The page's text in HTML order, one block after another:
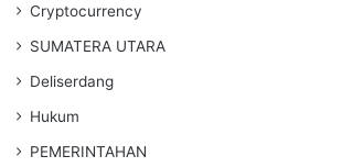
Cryptocurrency
SUMATERA UTARA
Deliserdang
Hukum
PEMERINTAHAN